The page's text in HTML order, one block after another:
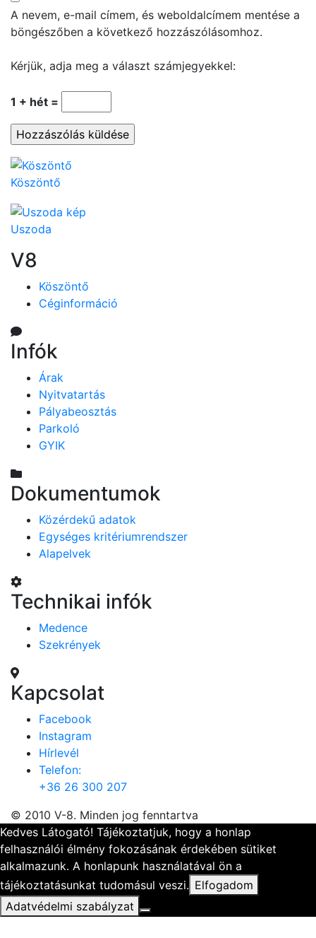
A nevem, e-mail címem, és weboldalcímem mentése a
böngészőben a következő hozzászólásomhoz.
Kérjük, adja meg a választ számjegyekkel:
1 + hét =
Köszöntő
Uszoda
V8
Köszöntő
Céginformáció
Infók
Árak
Nyitvatartás
Pályabeosztás
Parkoló
GYIK
Dokumentumok
Közérdekű adatok
Egységes kritériumrendszer
Alapelvek
Technikai infók
Medence
Szekrények
Kapcsolat
Facebook
Instagram
Hírlevél
Telefon:
+36 26 300 207
© 2010 V-8. Minden jog fenntartva
Kedves Látogató! Tájékoztatjuk, hogy a honlap
felhasználói élmény fokozásának érdekében sütiket
alkalmazunk. A honlapunk használatával ön a
tájékoztatásunkat tudomásul veszi. Elfogadom
Adatvédelmi szabályzat